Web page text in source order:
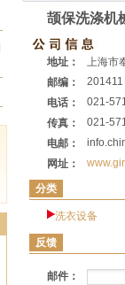
颉保洗涤机
地址：
上海市
邮编：
201411
电话：
021-
传真：
021-
电邮：
网址：
分类
洗衣设备
反馈
邮件：